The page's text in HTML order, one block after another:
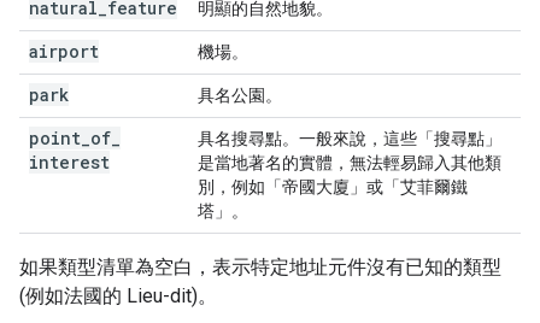
natural feature 明顯的自然地貌。
airport 機場。
park 具名公園。
point of
interest
具名搜尋點。一般來說，這些「搜尋點」
是當地著名的實體，無法輕易歸入其他類
別，例如「帝國大廈」或「艾菲爾鐵
塔」。
如果類型清單為空白，表示特定地址元件沒有已知的類型
(例如法國的 Lieu-dit)。